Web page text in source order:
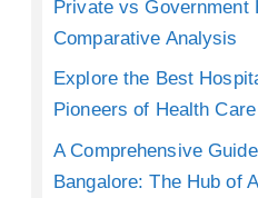
Private vs Government
Comparative Analysis
Explore the Best
Pioneers of Health Care
A Comprehensive
Bangalore: The Hub of